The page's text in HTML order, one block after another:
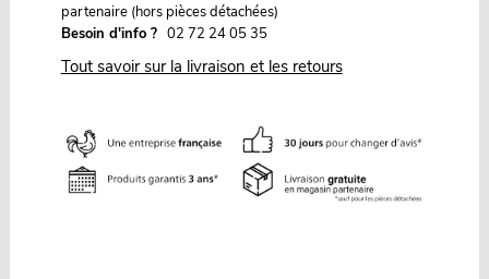
partenaire (hors pièces détachées)
Besoin d'info ? 02 72 24 05 35
Tout savoir sur la livraison et les retours